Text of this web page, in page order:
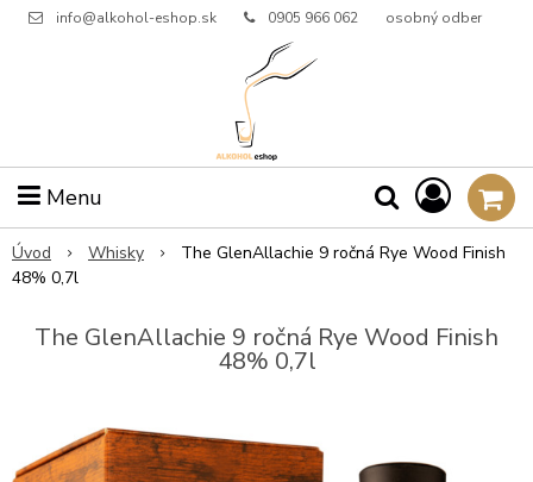
info@alkohol-eshop.sk 0905 966 062 osobný odber
Menu
Úvod Whisky
The GlenAllachie 9 ročná Rye Wood Finish
48% 0,7l
The GlenAllachie 9 ročná Rye Wood Finish
48% 0,7l